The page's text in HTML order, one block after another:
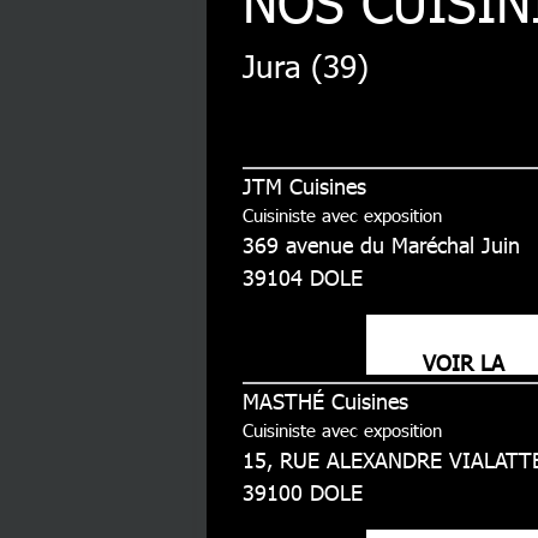
Jura (39)
JTM Cuisines
Cuisiniste avec exposition
369 avenue du Maréchal Juin
39104 DOLE
VOIR LA
FICHE
MASTHÉ Cuisines
Cuisiniste avec exposition
15, RUE ALEXANDRE
39100 DOLE